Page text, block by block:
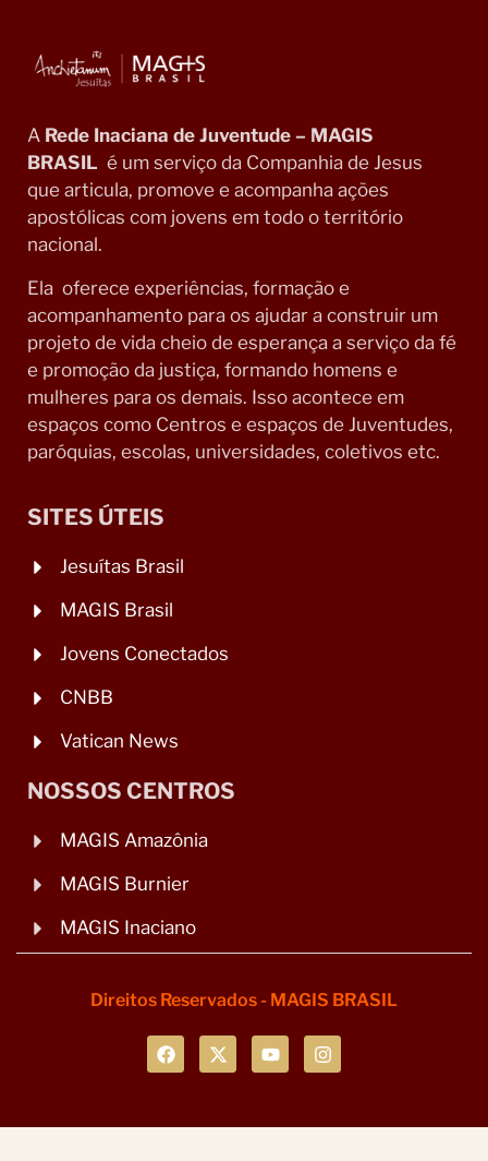
A Rede Inaciana de Juventude – MAGIS
BRASIL é um serviço da Companhia de Jesus
que articula, promove e acompanha ações
apostólicas com jovens em todo o território
nacional.
Ela oferece experiências, formação e
acompanhamento para os ajudar a construir um
projeto de vida cheio de esperança a serviço da fé
e promoção da justiça, formando homens e
mulheres para os demais. Isso acontece em
espaços como Centros e espaços de Juventudes,
paróquias, escolas, universidades, coletivos etc.
SITES ÚTEIS
Jesuítas Brasil
MAGIS Brasil
Jovens Conectados
CNBB
Vatican News
NOSSOS CENTROS
MAGIS Amazônia
MAGIS Burnier
MAGIS Inaciano
Direitos Reservados - MAGIS BRASIL